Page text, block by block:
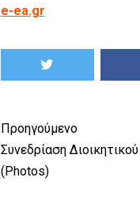
e-ea.gr
Προηγούμενο
Συνεδρίαση
(Photos)